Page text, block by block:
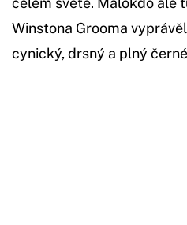
Winstona Grooma
cynický, drsný a plný